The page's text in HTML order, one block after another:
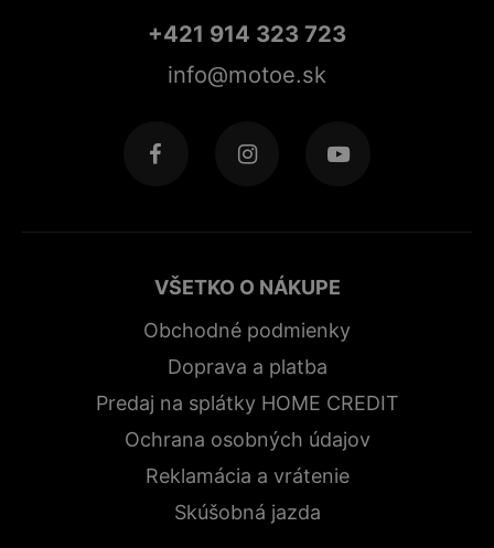
+421 914 323 723
info@motoe.sk
VŠETKO O NÁKUPE
Obchodné podmienky
Doprava a platba
Predaj na splátky HOME CREDIT
Ochrana osobných údajov
Reklamácia a vrátenie
Skúšobná jazda